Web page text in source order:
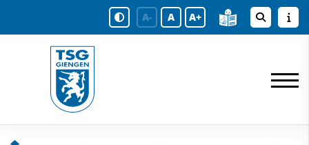
A- A A+